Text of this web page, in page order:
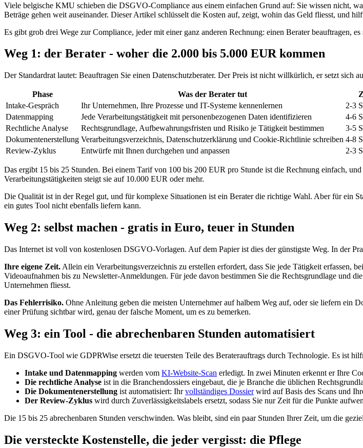
Viele belgische KMU schieben die DSGVO-Compliance aus einem einfachen Grund auf: Sie wissen nicht,
Beträge gehen weit auseinander. Dieser Artikel schlüsselt die Kosten auf, zeigt, wohin das Geld fliesst, und
Es gibt grob drei Wege zur Compliance, jeder mit einer ganz anderen Rechnung: einen Berater beauftragen,
Weg 1: der Berater - woher die 2.000 bis 5.000 EUR kommen
Der Standardrat lautet: Beauftragen Sie einen Datenschutzberater. Der Preis ist nicht willkürlich, er setzt sich
Phase Was der Berater tut
Intake-Gespräch
Ihr Unternehmen, Ihre Prozesse und IT-Systeme kennenlernen
2-3
Datenmapping
Jede Verarbeitungstätigkeit mit personenbezogenen Daten identifizieren
4-6
Rechtliche Analyse
Rechtsgrundlage, Aufbewahrungsfristen und Risiko je Tätigkeit bestimmen
3-5
Dokumentenerstellung Verarbeitungsverzeichnis, Datenschutzerklärung und Cookie-Richtlinie schreiben 4-8
Review-Zyklus
Entwürfe mit Ihnen durchgehen und anpassen 2-3
Das ergibt 15 bis 25 Stunden. Bei einem Tarif von 100 bis 200 EUR pro Stunde ist die Rechnung einfach,
Verarbeitungstätigkeiten steigt sie auf 10.000 EUR oder mehr.
Die Qualität ist in der Regel gut, und für komplexe Situationen ist ein Berater die richtige Wahl. Aber für
ein gutes Tool nicht ebenfalls liefern kann.
Weg 2: selbst machen - gratis in Euro, teuer in Stunden
Das Internet ist voll von kostenlosen DSGVO-Vorlagen. Auf dem Papier ist dies der günstigste Weg. In der
Ihre eigene Zeit. Allein ein Verarbeitungsverzeichnis zu erstellen erfordert, dass Sie jede Tätigkeit erfassen,
Videoaufnahmen bis zu Newsletter-Anmeldungen. Für jede davon bestimmen Sie die Rechtsgrundlage und
Unternehmen fliesst.
Das Fehlerrisiko. Ohne Anleitung geben die meisten Unternehmer auf halbem Weg auf, oder sie liefern ein
einer Prüfung sichtbar wird, genau der falsche Moment, um es zu bemerken.
Weg 3: ein Tool - die abrechenbaren Stunden automatisiert
Ein DSGVO-Tool wie GDPRWise ersetzt die teuersten Teile des Beraterauftrags durch Technologie. Es ist
Intake und Datenmapping werden vom KI-Website-Scan erledigt. In zwei Minuten erkennt er Ihre
Die rechtliche Analyse ist in die Branchendossiers eingebaut, die je Branche die üblichen
Die Dokumentenerstellung ist automatisiert: Ihrvollständiges Dossierwird auf Basis des Scans und
Der Review-Zyklus wird durch Zuverlässigkeitslabels ersetzt, sodass Sie nur Zeit für die Punkte
Die 15 bis 25 abrechenbaren Stunden verschwinden. Was bleibt, sind ein paar Stunden Ihrer Zeit, um die
Die versteckte Kostenstelle, die jeder vergisst: die Pflege